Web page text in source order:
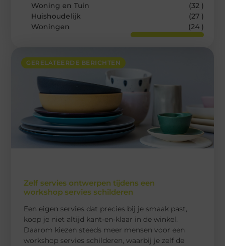
GERELATEERDE BERICHTEN
Zelf servies ontwerpen tijdens een
workshop servies schilderen
Een eigen servies dat precies bij je smaak past,
koop je niet altijd kant-en-klaar in de winkel.
Daarom kiezen steeds meer mensen voor een
workshop servies schilderen, waarbij je zelf de
Woning en Tuin
(32 )
Huishoudelijk
(27 )
Woningen
(24 )